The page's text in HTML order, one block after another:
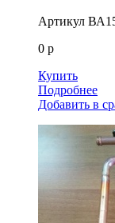
Артикул
0 р
Купить
Подробнее
Добавить в